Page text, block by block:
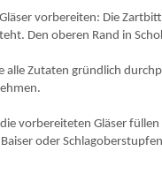
vorbereiten: Die
Den oberen Rand in
alle Zutaten gründlich
die vorbereiteten Gläser
oder